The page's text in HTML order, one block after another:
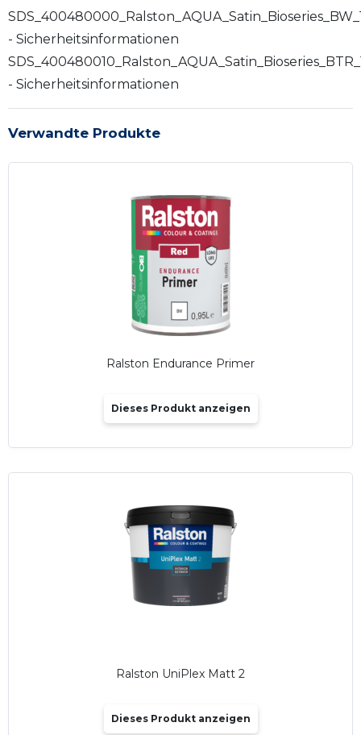
- Sicherheitsinformationen
- Sicherheitsinformationen
Verwandte Produkte
Ralston Endurance Primer
Dieses Produkt anzeigen
Ralston UniPlex Matt 2
Dieses Produkt anzeigen